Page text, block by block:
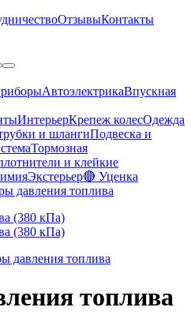
ОтзывыКонтакты
АвтоэлектрикаВпускная
ИнтерьерКрепеж колесОдежда
и шлангиПодвеска и
Тормозная
и клейкие
Экстерьер🔴 Уценка
давления топлива
давления топлива
топлива